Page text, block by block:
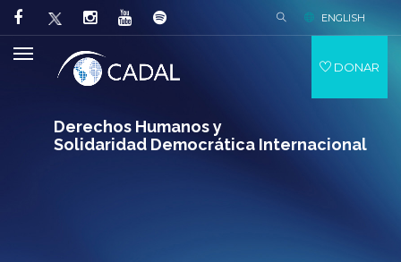
Derechos Humanos y
Solidaridad Democrática Internacional
ENGLISH
DONAR